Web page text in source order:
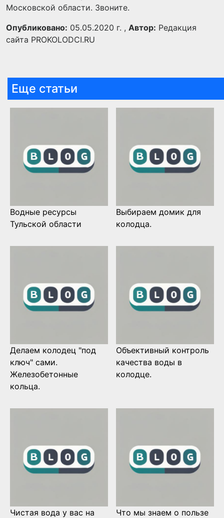
Московской области. Звоните.
Опубликовано: 05.05.2020 г. , Автор: Редакция
сайта PROKOLODCI.RU
Еще статьи
Водные ресурсы
Тульской области
Выбираем домик для
колодца.
Делаем колодец "под
ключ" сами.
Железобетонные
кольца.
Объективный контроль
качества воды в
колодце.
Чистая вода у вас на
Что мы знаем о пользе